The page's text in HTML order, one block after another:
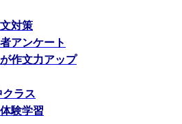
対策
アンケート
作文力アップ
ラス
験学習